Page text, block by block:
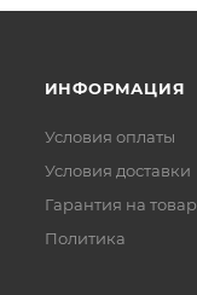
ИНФОРМАЦИЯ
Условия оплаты
Условия доставки
Гарантия на товар
Политика